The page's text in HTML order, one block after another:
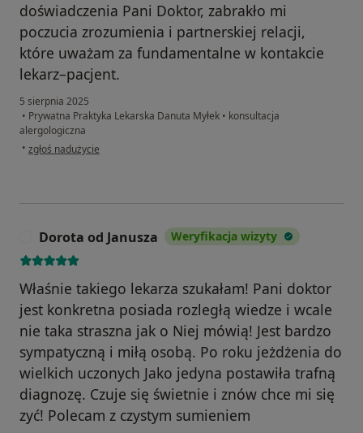
doświadczenia Pani Doktor, zabrakło mi
poczucia zrozumienia i partnerskiej relacji,
które uważam za fundamentalne w kontakcie
lekarz–pacjent.
5 sierpnia 2025
• Prywatna Praktyka Lekarska Danuta Myłek • konsultacja
alergologiczna
• w opinii użytkownika L
zgłoś nadużycie
Dorota od Janusza Weryfikacja wizyty
Właśnie takiego lekarza szukałam! Pani doktor
jest konkretna posiada rozległą wiedze i wcale
nie taka straszna jak o Niej mówią! Jest bardzo
sympatyczną i miłą osobą. Po roku jeżdżenia do
wielkich uczonych Jako jedyna postawiła trafną
diagnozę. Czuje się świetnie i znów chce mi się
zyć! Polecam z czystym sumieniem